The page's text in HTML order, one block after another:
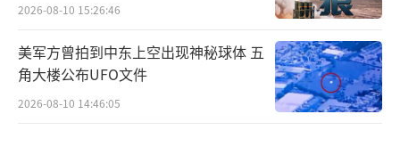
2026-08-10 15:26:46
美军方曾拍到中东上空出现神秘球体 五
角大楼公布UFO文件
2026-08-10 14:46:05